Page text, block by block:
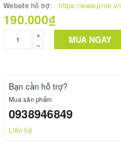
Website hỗ trợ:
https://www.proe.vn
190.000₫
+
–
MUA NGAY
Bạn cần hỗ trợ?
Mua sản phẩm
0938946849
Liên hệ